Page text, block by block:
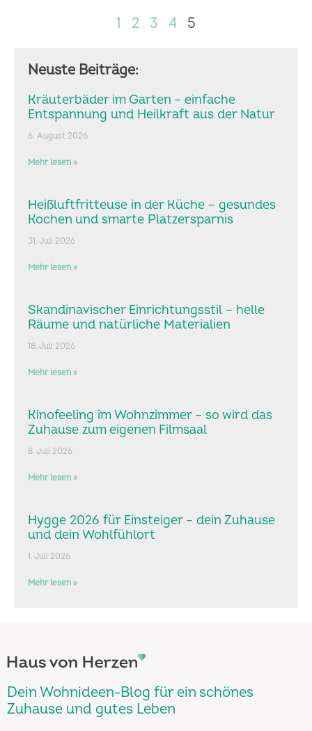
1 2 3 4 5
Neuste Beiträge:
Kräuterbäder im Garten – einfache
Entspannung und Heilkraft aus der Natur
6. August 2026
Mehr lesen »
Heißluftfritteuse in der Küche – gesundes
Kochen und smarte Platzersparnis
31. Juli 2026
Mehr lesen »
Skandinavischer Einrichtungsstil – helle
Räume und natürliche Materialien
18. Juli 2026
Mehr lesen »
Kinofeeling im Wohnzimmer – so wird das
Zuhause zum eigenen Filmsaal
8. Juli 2026
Mehr lesen »
Hygge 2026 für Einsteiger – dein Zuhause
und dein Wohlfühlort
1. Juli 2026
Mehr lesen »
Dein Wohnideen-Blog für ein schönes
Zuhause und gutes Leben